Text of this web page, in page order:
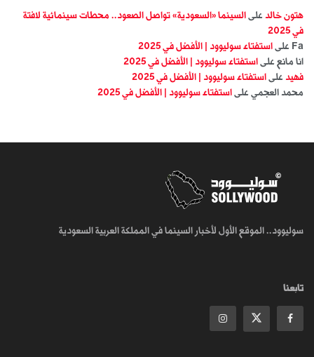
هتون خالد على السينما «السعودية» تواصل الصعود.. محطات سينمائية لافتة
في 2025
Fa على استفتاء سوليوود | الأفضل في 2025
انا مانع على استفتاء سوليوود | الأفضل في 2025
فهيد على استفتاء سوليوود | الأفضل في 2025
محمد العجمي على استفتاء سوليوود | الأفضل في 2025
سوليوود.. الموقع الأول لأخبار السينما في المملكة العربية السعودية
تابعنا